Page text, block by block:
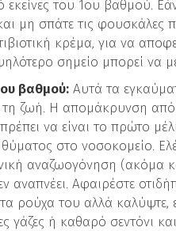
εκείνες του 1ου βαθμού.
μη σπάτε τις φουσκάλες
κρέμα, για να
σημείο μπορεί να
βαθμού: Αυτά τα
τη ζωή. Η απομάκρυνση
να είναι το πρώτο
στο νοσοκομείο.
αναζωογόνηση (ακόμα
αναπνέει. Αφαιρέστε
ρούχα του αλλά καλύψτε,
γάζες ή καθαρό σεντόνι